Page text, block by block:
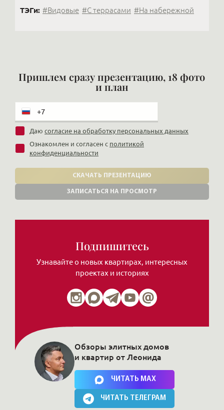
ТЭГи: #Видовые #С террасами #На набережной
Пришлем сразу презентацию, 18 фото
и план
Даю согласие на обработку персональных данных
Ознакомлен и согласен с политикой
конфиденциальности
СКАЧАТЬ ПРЕЗЕНТАЦИЮ
ЗАПИСАТЬСЯ НА ПРОСМОТР
Подпишитесь
Узнавайте о новых квартирах, интересных
проектах и историях
Нажимая на кнопку, Вы соглашаетесь c политикой сайта
Обзоры элитных домов
и квартир от Леонида
ЧИТАТЬ MAX
ЧИТАТЬ ТЕЛЕГРАМ